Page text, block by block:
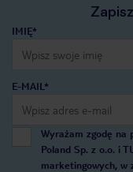
IMIĘ*
E-MAIL*
Wyrażam zgodę na
Poland Sp. z o.o. i
marketingowych, w